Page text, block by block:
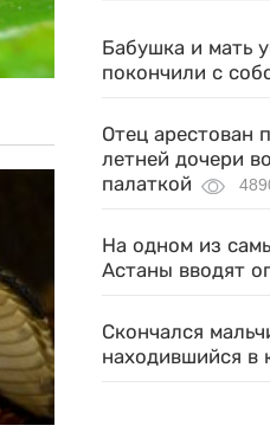
Бабушка и мать
покончили с
Отец арестован
летней дочери
палаткой
На одном из
Астаны вводят
Скончался
находившийся в